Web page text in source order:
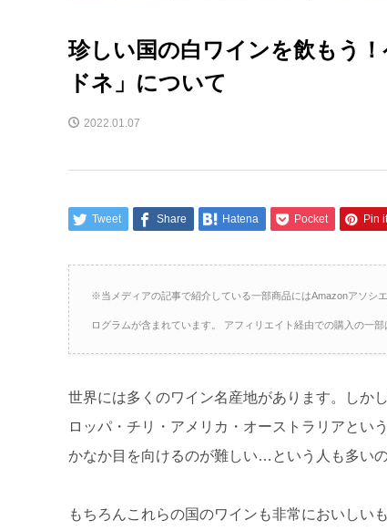
珍しい国の白ワインを飲もう
ドネ」について
2022.01.07
Tweet Share Hatena Pocket Pin it
※当メディアの記事で紹介している一部商品にはAmazonアソシ
ログラムが含まれています。 アフィリエイト経由での購入の一
世界には多くのワイン名産地があります。しか
ロッパ・チリ・アメリカ・オーストラリアとい
かなか目を向けるのが難しい…という人も多い
もちろんこれらの国のワインも非常においしい